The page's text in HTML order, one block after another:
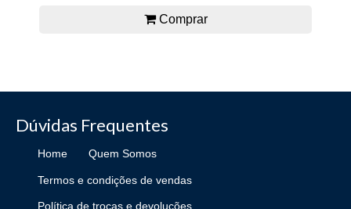
Comprar
Dúvidas Frequentes
Home Quem Somos
Termos e condições de vendas
Política de trocas e devoluções